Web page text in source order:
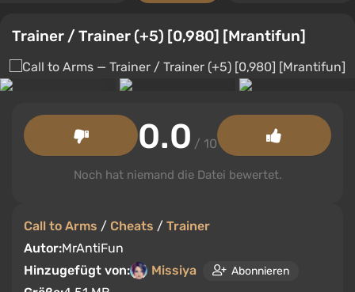
Trainer / Trainer (+5) [0,980] [Mrantifun]
Call to Arms / Cheats / Trainer
Autor:MrAntiFun
Hinzugefügt von:
Missiya Abonnieren
0.0 / 10
Noch hat niemand die Datei bewertet.